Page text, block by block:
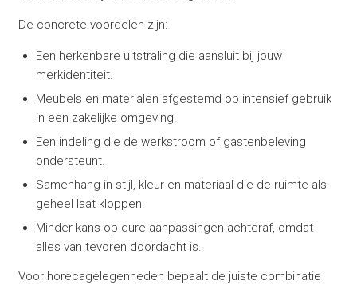
De concrete voordelen zijn:
Een herkenbare uitstraling die aansluit bij jouw
merkidentiteit.
Meubels en materialen afgestemd op intensief gebruik
in een zakelijke omgeving.
Een indeling die de werkstroom of gastenbeleving
ondersteunt.
Samenhang in stijl, kleur en materiaal die de ruimte als
geheel laat kloppen.
Minder kans op dure aanpassingen achteraf, omdat
alles van tevoren doordacht is.
Voor horecagelegenheden bepaalt de juiste combinatie